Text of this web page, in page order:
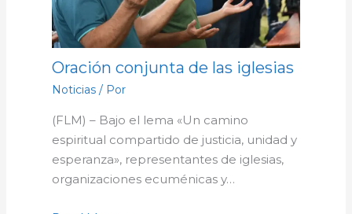
Oración conjunta de las iglesias
Noticias/ Por
(FLM) – Bajo el lema «Un camino
espiritual compartido de justicia, unidad y
esperanza», representantes de iglesias,
organizaciones ecuménicas y…